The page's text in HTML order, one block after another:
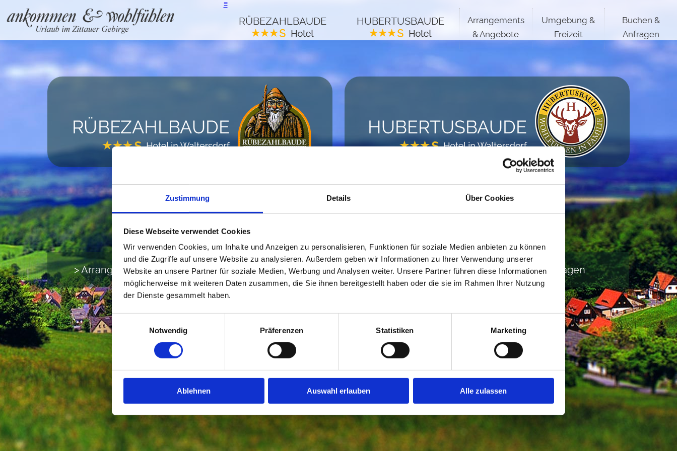
Zustimmung Details Über Cookies
Diese Webseite verwendet Cookies
Wir verwenden Cookies, um Inhalte und Anzeigen zu personalisieren, Funktionen für soziale Medien anbieten zu können
und die Zugriffe auf unsere Website zu analysieren. Außerdem geben wir Informationen zu Ihrer Verwendung unserer
Website an unsere Partner für soziale Medien, Werbung und Analysen weiter. Unsere Partner führen diese Informationen
möglicherweise mit weiteren Daten zusammen, die Sie ihnen bereitgestellt haben oder die sie im Rahmen Ihrer Nutzung
der Dienste gesammelt haben.
Einwilligungsauswahl
Notwendig
Präferenzen Statistiken Marketing
Ablehnen Auswahl erlauben Alle zulassen
≡
RÜBEZAHLBAUDE HUBERTUSBAUDE
Arrangements
& Angebote
Umgebung &
Freizeit
Buchen &
Anfragen
Arrangements & Angebote Umgebung & Freizeit Buchen & Anfragen